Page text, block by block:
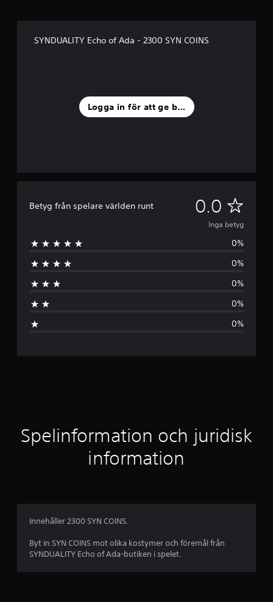
SYNDUALITY Echo of Ada - 2300 SYN COINS
Logga in för att ge betyg
Betyg från spelare världen runt 0.0
n
g
e
y
Inga betyg
0%
0%
0%
0%
0%
Spelinformation och juridisk
information
Innehåller 2300 SYN COINS.
Byt in SYN COINS mot olika kostymer och föremål från
SYNDUALITY Echo of Ada-butiken i spelet.